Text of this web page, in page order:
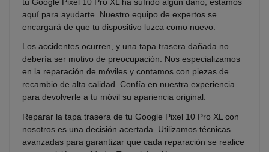
tu Google Pixel 10 Pro XL ha sufrido algún daño, estamos
aquí para ayudarte. Nuestro equipo de expertos se
encargará de que tu dispositivo luzca como nuevo.
Los accidentes ocurren, y una tapa trasera dañada no
debería ser motivo de preocupación. Nos especializamos
en la reparación de móviles y contamos con piezas de
recambio de alta calidad. Confía en nuestra experiencia
para devolverle a tu móvil su apariencia original.
Reparar la tapa trasera de tu Google Pixel 10 Pro XL con
nosotros es una decisión acertada. Utilizamos técnicas
avanzadas para garantizar que cada reparación se realice